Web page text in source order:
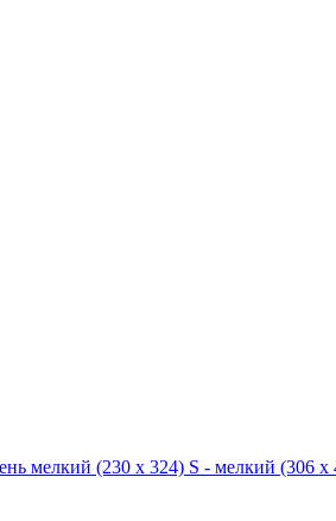
мелкий (230 x 324) S - мелкий (306 x